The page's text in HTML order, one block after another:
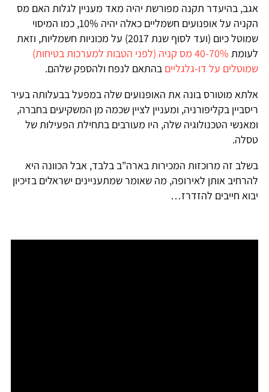
אגב, בהיעדר תקנה מפורשת יהיה מאד מעניין לגלות האם מס
הקניה על אופנועים חשמליים כאלה יהיה 10%, כמו המיסוי
שמוטל כיום (ועד לסוף שנת 2017) על מכוניות חשמליות, וזאת
לעומת
40-70% מס קניה (לפני הטבות למערכות בטיחות)
שמוטלים על דו-גלגליים בהתאם לנפח ולהספק שלהם.
אלתא מוטורס בונה את האופנועים שלה במפעל בבעלותה בעיר
ריסביין בקליפורניה, ומעניין לציין שכמה מן המשקיעים בחברה,
ומאנשי הטכנולוגיה שלה, היו מעורבים בתחילת הפעילות של
טסלה.
בשלב זה מרוכזות המכירות בארה"ב בלבד, אבל הכוונה היא
להרחיב אותן לאירופה, מה שאומר שמתעניינים ישראלים בזיכיון
יבוא חייבים להזדרז…